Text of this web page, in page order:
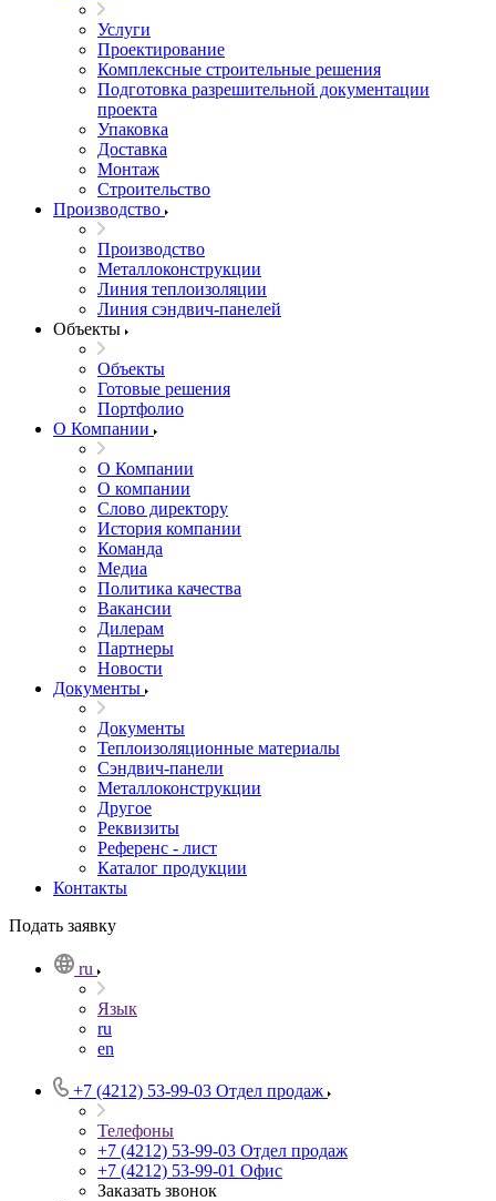
Услуги
Проектирование
Комплексные строительные решения
Подготовка разрешительной документации
проекта
Упаковка
Доставка
Монтаж
Строительство
Производство
Производство
Металлоконструкции
Линия теплоизоляции
Линия сэндвич-панелей
Объекты
Объекты
Готовые решения
Портфолио
О Компании
О Компании
О компании
Слово директору
История компании
Команда
Медиа
Политика качества
Вакансии
Дилерам
Партнеры
Новости
Документы
Документы
Теплоизоляционные материалы
Сэндвич-панели
Металлоконструкции
Другое
Реквизиты
Референс - лист
Каталог продукции
Контакты
Подать заявку
ru
Язык
ru
en
+7 (4212) 53-99-03 Отдел продаж
Телефоны
+7 (4212) 53-99-03 Отдел продаж
+7 (4212) 53-99-01 Офис
Заказать звонок